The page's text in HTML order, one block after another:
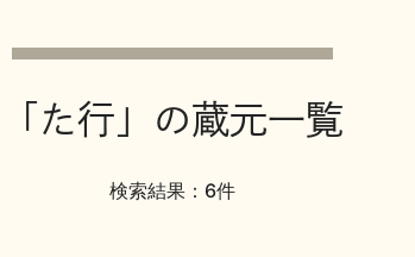
「た行」の蔵元一覧
検索結果：6件